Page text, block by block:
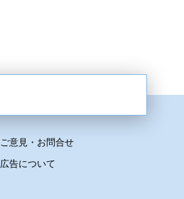
広告について